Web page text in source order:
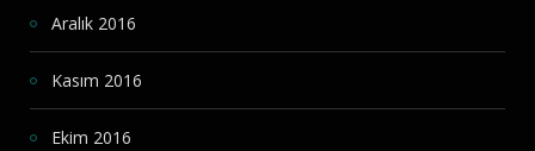
Aralık 2016
Kasım 2016
Ekim 2016